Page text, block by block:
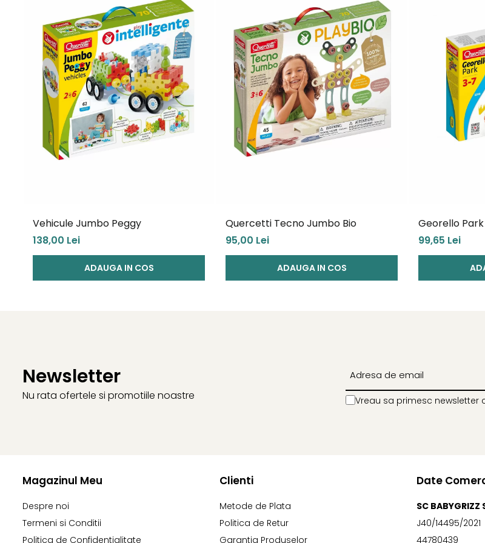
Vehicule Jumbo Peggy
138,00 Lei
ADAUGA IN COS
Quercetti Tecno Jumbo Bio
95,00 Lei
ADAUGA IN COS
Georello
99,65 Lei
Newsletter
Nu rata ofertele si promotiile noastre Vreau sa primesc newsletter
Magazinul Meu
Despre noi
Termeni si Conditii
Politica de Confidentialitate
Clienti
Metode de Plata
Politica de Retur
Garantia Produselor
Date
SC BABYGRIZZ
J40/14495/2021
44780439